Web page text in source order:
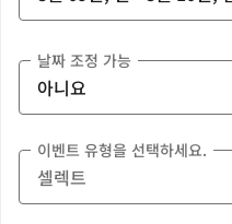
날짜 조정 가능
이벤트 유형을 선택하세요.